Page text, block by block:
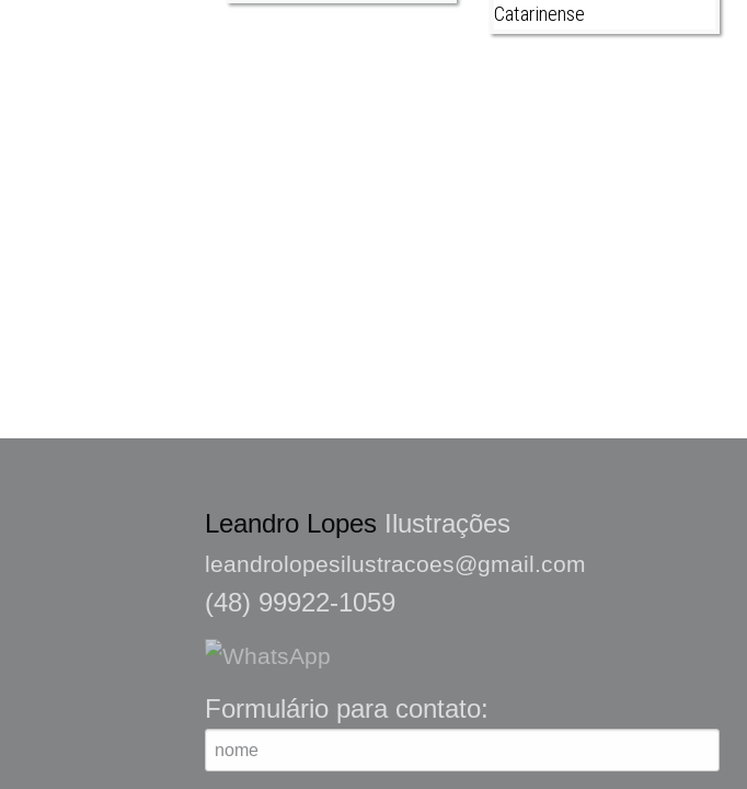
Leandro Lopes Ilustrações
leandrolopesilustracoes@gmail.com
(48) 99922-1059
Formulário para contato: